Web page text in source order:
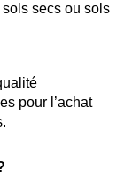
secs ou sols
pour l’achat